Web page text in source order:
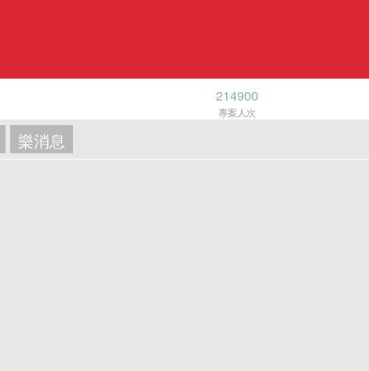
214900
專案人次
樂消息